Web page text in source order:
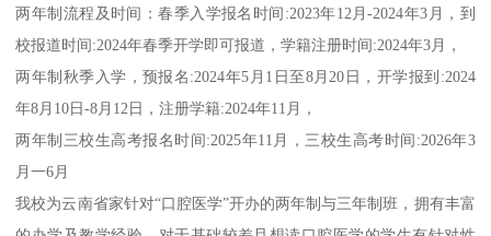
两年制流程及时间：春季入学报名时间:2023年12月-2024年3月，到
校报道时间:2024年春季开学即可报道，学籍注册时间:2024年3月，
两年制秋季入学，预报名:2024年5月1日至8月20日，开学报到:2024
年8月10日-8月12日，注册学籍:2024年11月，
两年制三校生高考报名时间:2025年11月，三校生高考时间:2026年3
月一6月
我校为云南省家针对“口腔医学”开办的两年制与三年制班，拥有丰富